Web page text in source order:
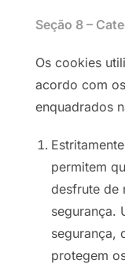
Seção 8 –
Os cookies
acordo com
enquadrados
permitem
desfrute de
segurança.
segurança,
protegem